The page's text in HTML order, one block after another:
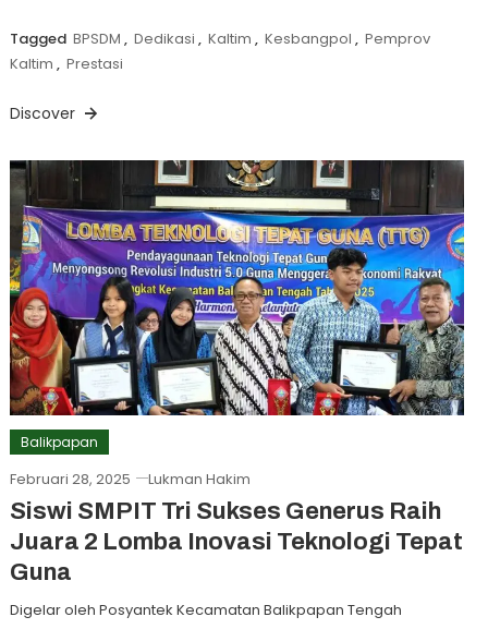
Tagged BPSDM , Dedikasi , Kaltim , Kesbangpol , Pemprov
Kaltim , Prestasi
Discover
Balikpapan
Februari 28, 2025 Lukman Hakim
Siswi SMPIT Tri Sukses Generus Raih
Juara 2 Lomba Inovasi Teknologi Tepat
Guna
Digelar oleh Posyantek Kecamatan Balikpapan Tengah